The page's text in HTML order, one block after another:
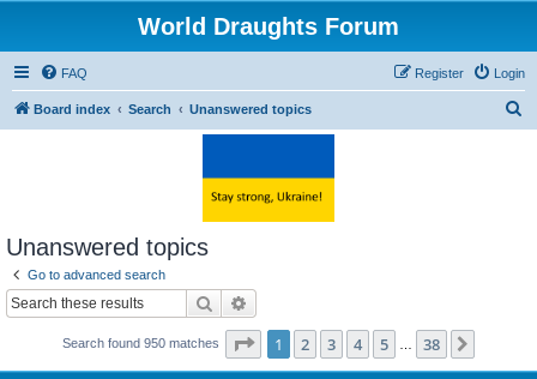
World Draughts Forum
FAQ Login
Register
Board index Search Unanswered topics
Unanswered topics
Go to advanced search
Search
Search found 950 matches Page 1of 38
1 2 3 4 5 … 38